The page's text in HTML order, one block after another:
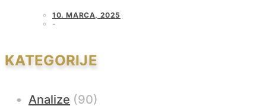
10. MARCA, 2025
KATEGORIJE
Analize (90)